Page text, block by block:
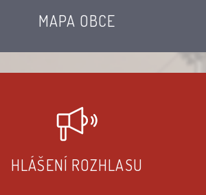
MAPA OBCE
HLÁŠENÍ ROZHLASU